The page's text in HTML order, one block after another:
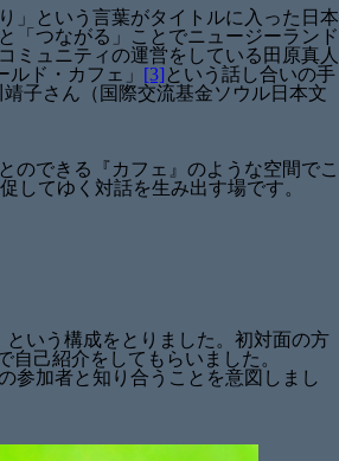
」という言葉がタイトルに入った日本
「つながる」ことでニュージーランド
ミュニティの運営をしている田原真人
ド・カフェ」 [3] という話し合いの手
子さん（国際交流基金ソウル日本文
のできる『カフェ』のような空間でこ
してゆく対話を生み出す場です。
いう構成をとりました。初対面の方
己紹介をしてもらいました。
参加者と知り合うことを意図しまし